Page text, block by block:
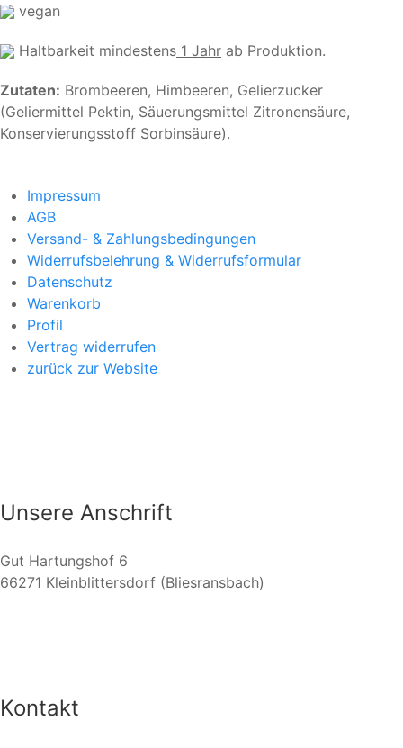
vegan
Haltbarkeit mindestens 1 Jahr ab Produktion.
Zutaten: Brombeeren, Himbeeren, Gelierzucker
(Geliermittel Pektin, Säuerungsmittel Zitronensäure,
Konservierungsstoff Sorbinsäure).
Impressum
AGB
Versand- & Zahlungsbedingungen
Widerrufsbelehrung & Widerrufsformular
Datenschutz
Warenkorb
Profil
Vertrag widerrufen
zurück zur Website
Unsere Anschrift
Gut Hartungshof 6
66271 Kleinblittersdorf (Bliesransbach)
Kontakt